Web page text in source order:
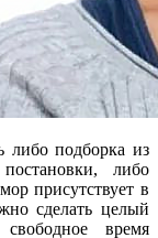
подборка из
либо
присутствует в
сделать целый
время